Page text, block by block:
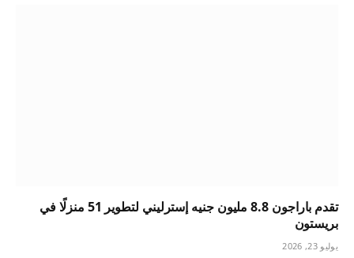
تقدم باراجون 8.8 مليون جنيه إسترليني لتطوير 51 منزلًا في
بريستون
يوليو 23, 2026